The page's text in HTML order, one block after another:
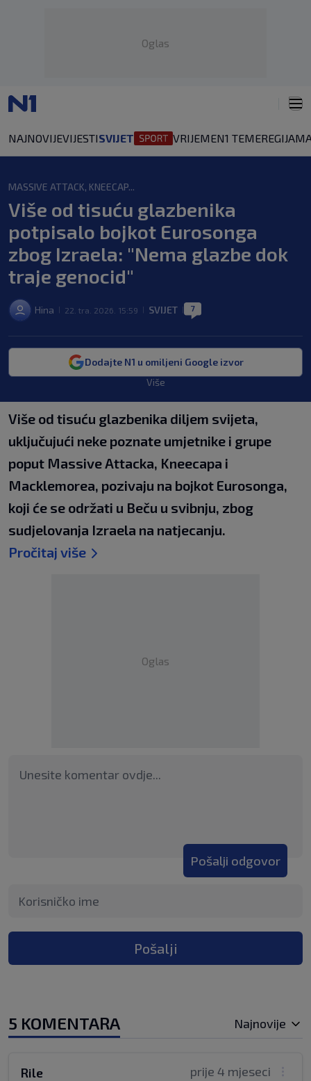
Oglas
NAJNOVIJEVIJESTISVIJET VRIJEMEN1 TEMEREGIJA
MASSIVE ATTACK, KNEECAP...
Više od tisuću glazbenika
potpisalo bojkot Eurosonga
zbog Izraela: "Nema glazbe dok
traje genocid"
Hina 22. tra. 2026. 15:59 SVIJET 7
Dodajte N1 u omiljeni Google izvor
Više
Više od tisuću glazbenika diljem svijeta,
uključujući neke poznate umjetnike i grupe
poput Massive Attacka, Kneecapa i
Macklemorea, pozivaju na bojkot Eurosonga,
koji će se održati u Beču u svibnju, zbog
sudjelovanja Izraela na natjecanju.
Pročitaj više
Oglas
Pošalji odgovor
Pošalji
5 KOMENTARA Najnovije
prije 4 mjeseci
Rile